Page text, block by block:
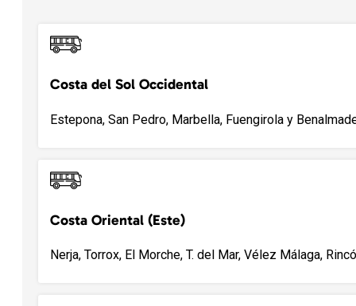
Costa del Sol Occidental
Estepona, San Pedro, Marbella, Fuengirola y
Costa Oriental (Este)
Nerja, Torrox, El Morche, T. del Mar, Vélez Málaga,